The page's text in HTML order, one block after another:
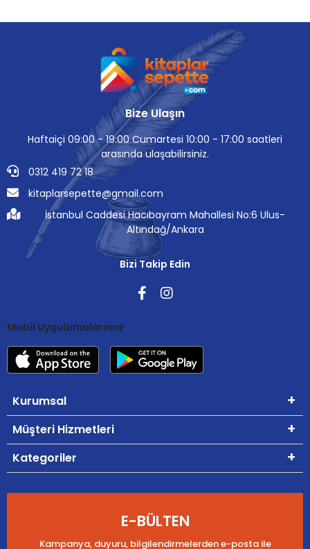
Bize Ulaşın
Haftaiçi 09:00 - 19:00 Cumartesi 10:00 - 17:00 saatleri
arasında ulaşabilirsiniz.
0312 419 72 18
kitaplarsepette@gmail.com
İstanbul Caddesi Hacıbayram Mahallesi No:6 Ulus-
Altındağ/Ankara
Bizi Takip Edin
Mobil Uygulamalarımız
Kurumsal
Müşteri Hizmetleri
Kategoriler
E-BÜLTEN
Kampanya, duyuru, bilgilendirmelerden e-posta ile